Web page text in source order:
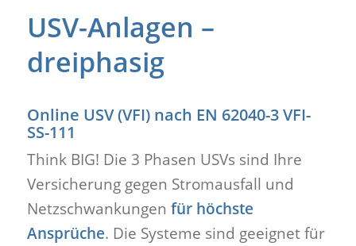
USV-Anlagen –
dreiphasig
Online USV (VFI) nach EN 62040-3 VFI-
SS-111
Think BIG! Die 3 Phasen USVs sind Ihre
Versicherung gegen Stromausfall und
Netzschwankungen für höchste
Ansprüche. Die Systeme sind geeignet für